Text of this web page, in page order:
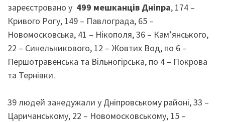
зареєстровано у 499 мешканців Дніпра, 174 –
Кривого Рогу, 149 – Павлограда, 65 –
Новомосковська, 41 – Нікополя, 36 – Кам’янського,
22 – Синельникового, 12 – Жовтих Вод, по 6 –
Першотравенська та Вільногірська, по 4 – Покрова
та Тернівки.
39 людей занедужали у Дніпровському районі, 33 –
Царичанському, 22 – Новомосковському, 15 –